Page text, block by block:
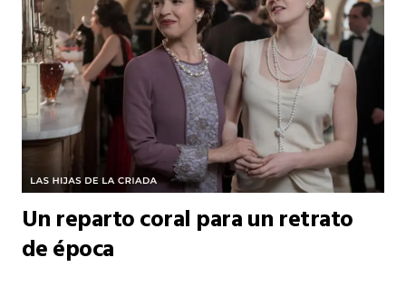
Un reparto coral para un retrato
de época